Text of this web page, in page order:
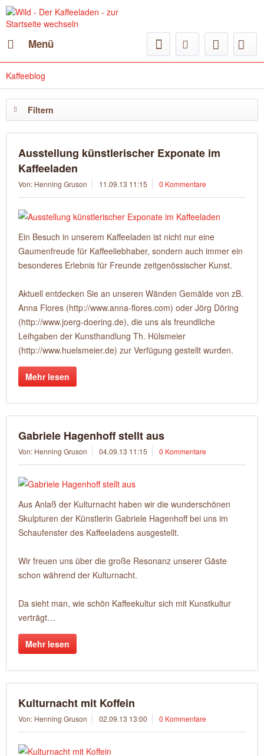
Menü
Kaffeeblog
Filtern
Ausstellung künstlerischer Exponate im
Kaffeeladen
Von: Henning Gruson 11.09.13 11:15 0 Kommentare
Ein Besuch in unserem Kaffeeladen ist nicht nur eine
Gaumenfreude für Kaffeeliebhaber, sondern auch immer ein
besonderes Erlebnis für Freunde zeitgenössischer Kunst.
Aktuell entdecken Sie an unseren Wänden Gemälde von zB.
Anna Flores (http://www.anna-flores.com) oder Jörg Döring
(http://www.joerg-doering.de), die uns als freundliche
Leihgaben der Kunsthandlung Th. Hülsmeier
(http://www.huelsmeier.de) zur Verfügung gestellt wurden.
Mehr lesen
Gabriele Hagenhoff stellt aus
Von: Henning Gruson 04.09.13 11:15 0 Kommentare
Aus Anlaß der Kulturnacht haben wir die wunderschönen
Skulpturen der Künstlerin Gabriele Hagenhoff bei uns im
Schaufenster des Kaffeeladens ausgestellt.
Wir freuen uns über die große Resonanz unserer Gäste
schon während der Kulturnacht.
Da sieht man, wie schön Kaffeekultur sich mit Kunstkultur
verträgt…
Mehr lesen
Kulturnacht mit Koffein
Von: Henning Gruson 02.09.13 13:00 0 Kommentare